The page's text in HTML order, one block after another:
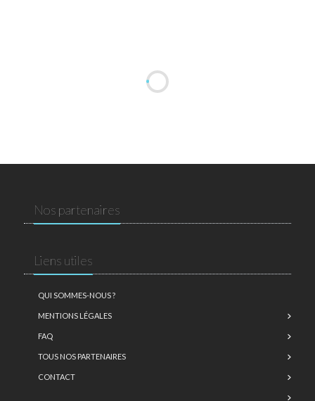
Nos partenaires
Liens utiles
QUI SOMMES-NOUS ?
MENTIONS LÉGALES
FAQ
TOUS NOS PARTENAIRES
CONTACT